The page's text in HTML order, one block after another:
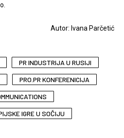
Autor: Ivana Parčetić
PR INDUSTRIJA U RUSIJI
PRO.PR KONFERENICIJA
IGRE U SOČIJU